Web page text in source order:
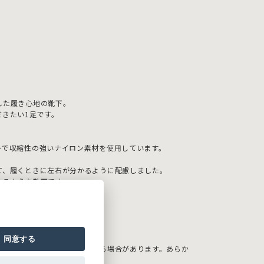
履き心地の靴下。
たい1足です。
収縮性の強いナイロン素材を使用しています。
履くときに左右が分かるように配慮しました。
ような靴下です。
いいたします。
境により色味が違って見える場合があります。あらか
同意する